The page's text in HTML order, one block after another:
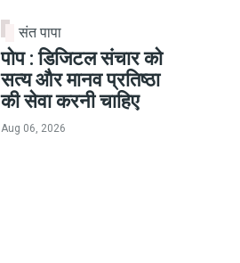
संत पापा
पोप : डिजिटल संचार को
सत्य और मानव प्रतिष्ठा
की सेवा करनी चाहिए
Aug 06, 2026